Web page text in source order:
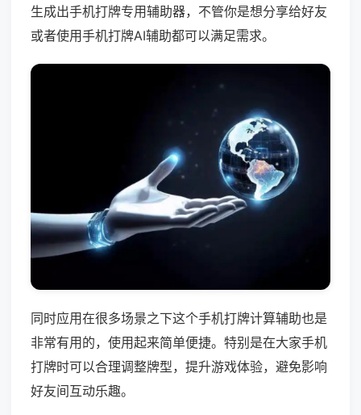
生成出手机打牌专用辅助器，不管你是想分享给好友
或者使用手机打牌AI辅助都可以满足需求。
同时应用在很多场景之下这个手机打牌计算辅助也是
非常有用的，使用起来简单便捷。特别是在大家手机
打牌时可以合理调整牌型，提升游戏体验，避免影响
好友间互动乐趣。